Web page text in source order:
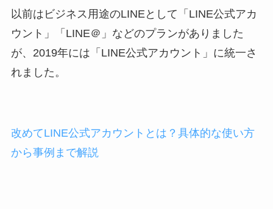
以前はビジネス用途のLINEとして「LINE公式アカ
ウント」「LINE＠」などのプランがありました
が、2019年には「LINE公式アカウント」に統一さ
れました。
改めてLINE公式アカウントとは？具体的な使い方
から事例まで解説